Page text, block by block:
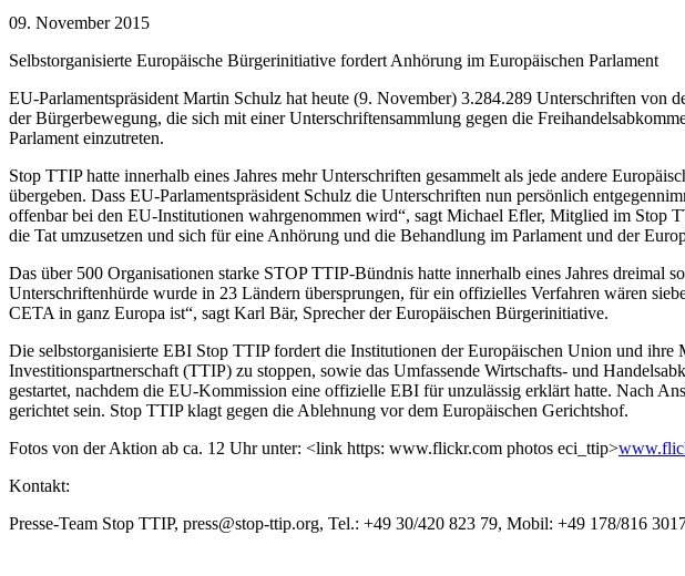
09. November 2015
Selbstorganisierte Europäische Bürgerinitiative fordert Anhörung im Europäischen Parlament
EU-Parlamentspräsident Martin Schulz hat heute (9. November) 3.284.289 Unterschriften
der Bürgerbewegung, die sich mit einer Unterschriftensammlung gegen die
Parlament einzutreten.
Stop TTIP hatte innerhalb eines Jahres mehr Unterschriften gesammelt als jede andere
übergeben. Dass EU-Parlamentspräsident Schulz die Unterschriften nun persönlich
offenbar bei den EU-Institutionen wahrgenommen wird“, sagt Michael Efler, Mitglied im Stop
die Tat umzusetzen und sich für eine Anhörung und die Behandlung im Parlament und der
Das über 500 Organisationen starke STOP TTIP-Bündnis hatte innerhalb eines Jahres
Unterschriftenhürde wurde in 23 Ländern übersprungen, für ein offizielles Verfahren wären
CETA in ganz Europa ist“, sagt Karl Bär, Sprecher der Europäischen Bürgerinitiative.
Die selbstorganisierte EBI Stop TTIP fordert die Institutionen der Europäischen Union und
Investitionspartnerschaft (TTIP) zu stoppen, sowie das Umfassende Wirtschafts- und
gestartet, nachdem die EU-Kommission eine offizielle EBI für unzulässig erklärt hatte. Nach
gerichtet sein. Stop TTIP klagt gegen die Ablehnung vor dem Europäischen Gerichtshof.
Fotos von der Aktion ab ca. 12 Uhr unter: <link https: www.flickr.com photos eci_ttip>
Kontakt:
Presse-Team Stop TTIP, press@stop-ttip.org, Tel.: +49 30/420 823 79, Mobil: +49 178/816